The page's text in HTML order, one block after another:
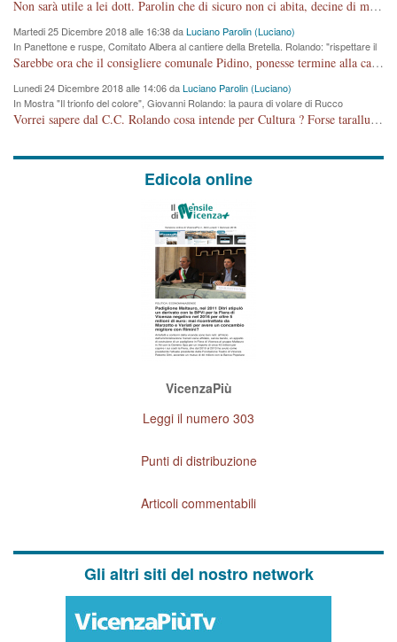
Non sarà utile a lei dott. Parolin che di sicuro non ci abita, decine di migliaia di TIR, automobili e padroncini che passano quotidianamente per una strada appena rotabile, non è più possibile stendere i panni, attraversare la strada senza rischiare la morte, le case stanno crepando, i tempi sono cambiati e la bretella non passerà assolutamente per maddalene (ma cosa sta a dire?!), dia invece responsabilità a chi ha costruito tagliando la strada che doveva invece terminare a isola vicentina e non al moracchino lasciando Motta di Costabissara ancora in panne di traffico. I tempi sono cambiati dottore e se l'anagrafe della vita stagna nell'essere umano impressioni conservatrici, la società non le considera perchè va avanti, si industrializza e ha bisogno di infrastrutture e di sviluppo. Ultima considerazione, se è geloso di Rolando perchè vede in lui solo campagne politiche mentre si difendono i SOLI diritti dei cittadini, la preghiamo faccia considerazioni più appropriate. Saluti e complimenti per i suoi scritti.
Martedi 25 Dicembre 2018 alle 16:38 daLuciano Parolin (Luciano)
In Panettone e ruspe, Comitato Albera al cantiere della Bretella. Rolando: "rispettare il
cronoprogramma"
Sarebbe ora che il consigliere comunale Pidino, ponesse termine alla campagna elettorale nel territorio del suo seggio Villaggio del Sole. La tiraca è iniziata, distruggerà 6 km di prateria ovest della città, ricca di fonti e sorgenti d'acqua. I cittadini di Maddalene non avranno più Pace la notte. Molta colpa per la costruzione di questa Strada è proprio del signor Rolando,dei suoi gazebo mobili e che vuol far passare questa opera VANDALICA come progetto "utile" a chi ? Non è cosa seria sig. Rolando!
Lunedi 24 Dicembre 2018 alle 14:06 daLuciano Parolin (Luciano)
In Mostra "Il trionfo del colore", Giovanni Rolando: la paura di volare di Rucco
Vorrei sapere dal C.C. Rolando cosa intende per Cultura ? Forse tarallucci, vino e sagre, o spaghetti tricolori del PD ? Il continuo (s)parlare della mostra a Palazzo Chiericati caro consigliere DANNEGGIA FORTEMENTE l'immagine della città TUTTA e fa deviare i consensi che in RUSSIA (badi bene ex U.R.S.S.) sono ECCELLENTI. A livello artistico l'evento è di alta Valenza culturale, COMPITO di Tutta la Cittadinanza fare il possibile per propagandare l'iniziativa senza farne UN CASO PARTITICO come fa Lei da sempre. Meno Gazebo + Partecipazione! E così sia. Amen.
Edicola online
VicenzaPiù
Leggi il numero 303
Punti di distribuzione
Articoli commentabili
Gli altri siti del nostro network